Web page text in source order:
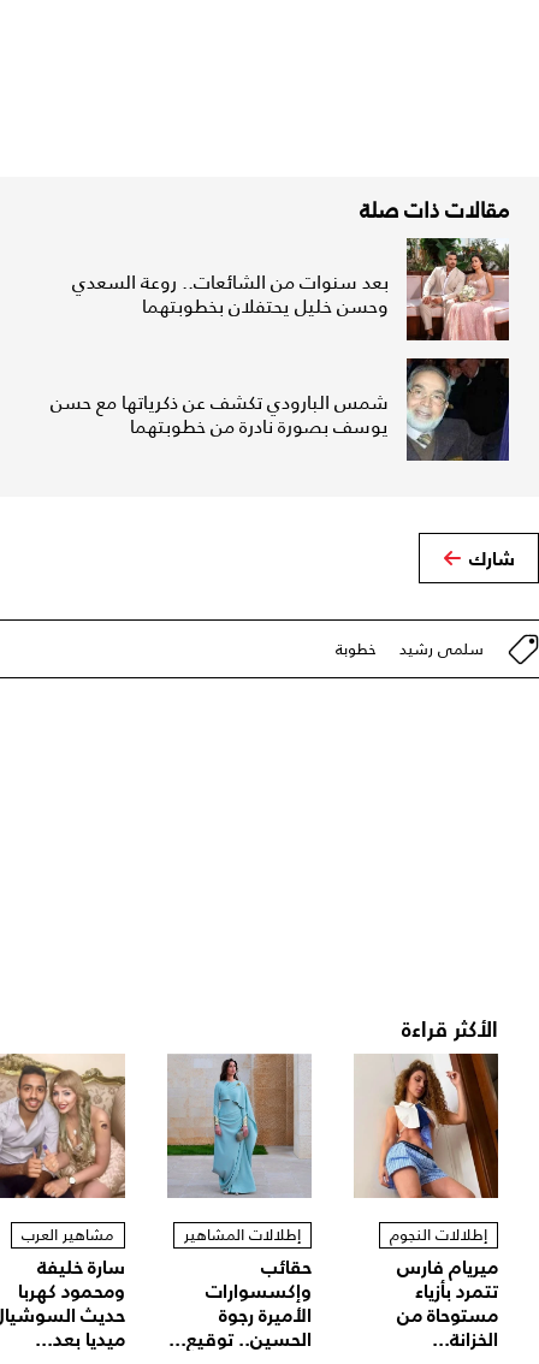
مقالات ذات صلة
بعد سنوات من الشائعات.. روعة السعدي
وحسن خليل يحتفلان بخطوبتهما
شمس البارودي تكشف عن ذكرياتها مع حسن
يوسف بصورة نادرة من خطوبتهما
شارك
سلمى رشيد خطوبة
الأكثر قراءة
إطلالات النجوم
ميريام فارس
تتمرد بأزياء
مستوحاة من
الخزانة...
إطلالات المشاهير
حقائب
وإكسسوارات
الأميرة رجوة
الحسين.. توقيع...
مشاهير العرب
سارة خليفة
ومحمود كهربا
حديث
ميديا بعد...